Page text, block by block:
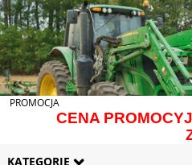
PROMOCJA
CENA
KATEGORIE